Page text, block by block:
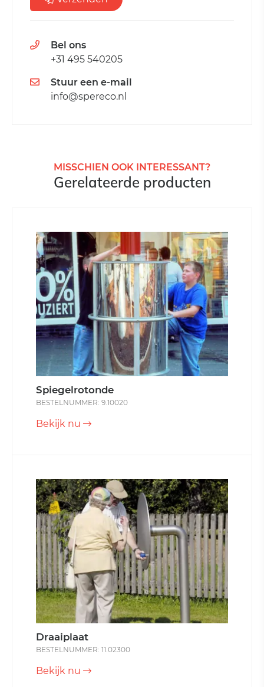
Bel ons
+31 495 540205
Stuur een e-mail
info@spereco.nl
MISSCHIEN OOK INTERESSANT?
Gerelateerde producten
Spiegelrotonde
BESTELNUMMER: 9.10020
Bekijk nu
Draaiplaat
BESTELNUMMER: 11.02300
Bekijk nu